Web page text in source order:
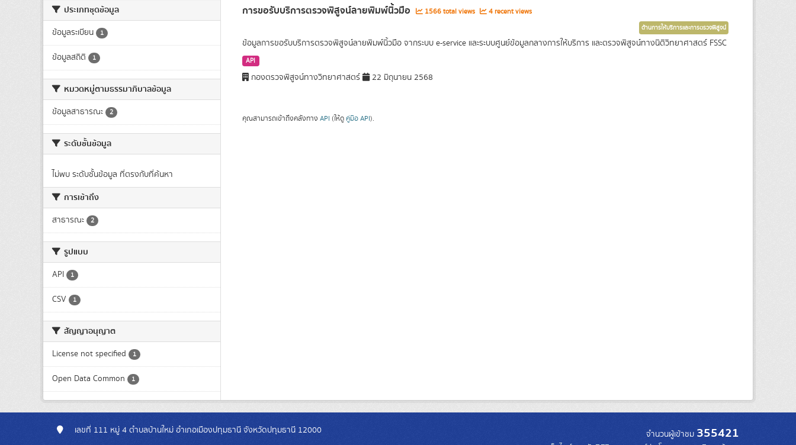
ประเภทชุดข้อมูล
ข้อมูลระเบียน 1
ข้อมูลสถิติ 1
หมวดหมู่ตามธรรมาภิบาลข้อมูล
ข้อมูลสาธารณะ 2
ระดับชั้นข้อมูล
ไม่พบ ระดับชั้นข้อมูล ที่ตรงกับที่ค้นหา
การเข้าถึง
สาธารณะ 2
รูปแบบ
API 1
CSV 1
สัญญาอนุญาต
License not specified 1
Open Data Common 1
การขอรับบริการตรวจพิสูจน์ลายพิมพ์นิ้วมือ 1566 total views 4 recent views
ด้านการให้บริการและการตรวจพิสูจน์
ข้อมูลการขอรับบริการตรวจพิสูจน์ลายพิมพ์นิ้วมือ จากระบบ e-service และระบบศูนย์ข้อมูลกลางการให้บริการ และตรวจพิสูจน์ทางนิติวิทยาศาสตร์ FSSC
API
กองตรวจพิสูจน์ทางวิทยาศาสตร์ 22 มิถุนายน 2568
คุณสามารถเข้าถึงคลังทาง API (ให้ดู คู่มือ API).
เลขที่ 111 หมู่ 4 ตำบลบ้านใหม่ อำเภอเมืองปทุมธานี จังหวัดปทุมธานี 12000 จำนวนผู้เข้าชม 355421